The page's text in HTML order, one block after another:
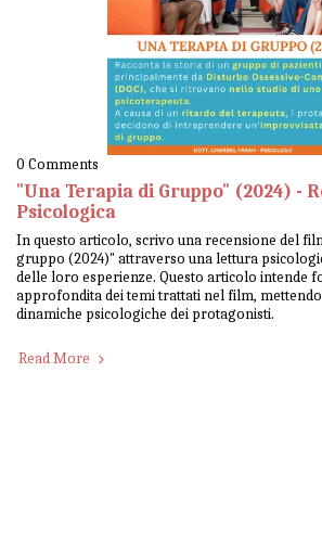
0 Comments
"Una Terapia di Gruppo" (2024) -
Psicologica
In questo articolo, scrivo una recensione del
gruppo (2024)" attraverso una lettura
delle loro esperienze. Questo articolo intende
approfondita dei temi trattati nel film,
dinamiche psicologiche dei protagonisti.
Read More